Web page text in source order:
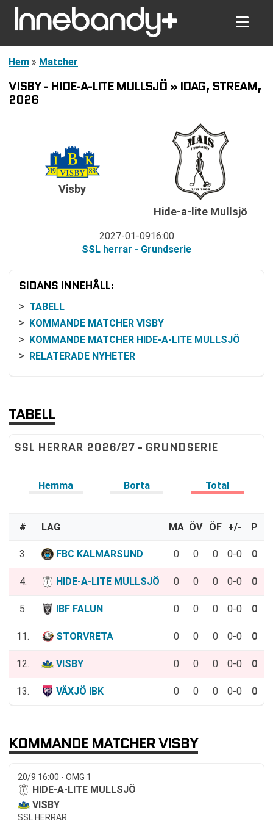
Hem » Matcher
VISBY - HIDE-A-LITE MULLSJÖ » IDAG, STREAM,
2026
Visby
2027-01-0916:00
SSL herrar - Grundserie
Hide-a-lite Mullsjö
SIDANS INNEHÅLL:
TABELL
KOMMANDE MATCHER VISBY
KOMMANDE MATCHER HIDE-A-LITE MULLSJÖ
RELATERADE NYHETER
TABELL
SSL HERRAR 2026/27 - GRUNDSERIE
Hemma Borta Total
# LAG MA ÖV ÖF +/- P
3. FBC KALMARSUND 0 0 0 0-0 0
4. HIDE-A-LITE MULLSJÖ 0 0 0 0-0 0
5. IBF FALUN 0 0 0 0-0 0
11. STORVRETA 0 0 0 0-0 0
12. VISBY 0 0 0 0-0 0
13. VÄXJÖ IBK 0 0 0 0-0 0
KOMMANDE MATCHER VISBY
20/9 16:00 - OMG 1
HIDE-A-LITE MULLSJÖ
VISBY
SSL HERRAR